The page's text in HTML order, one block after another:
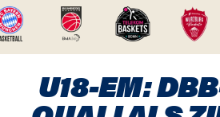
NEWSCENTER
U18-EM: DBB-
WM-QUALI ALS ZIEL /
IN DEN PRINZENPARK
U18-EM: